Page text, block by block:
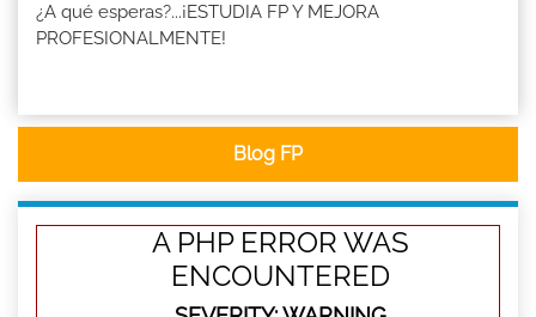
¿A qué esperas?...¡ESTUDIA FP Y MEJORA
PROFESIONALMENTE!
Blog FP
A PHP ERROR WAS
ENCOUNTERED